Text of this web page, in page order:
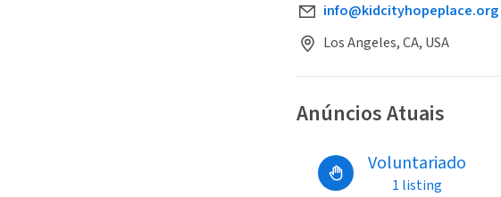
info@kidcityhopeplace.org
Los Angeles, CA, USA
Anúncios Atuais
Voluntariado
1 listing